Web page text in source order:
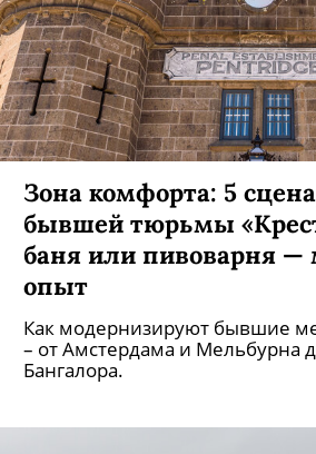
Зона комфорта: 5
бывшей тюрьмы
баня или пивоварня —
опыт
Как модернизируют бывшие
– от Амстердама и Мельбурна
Бангалора.